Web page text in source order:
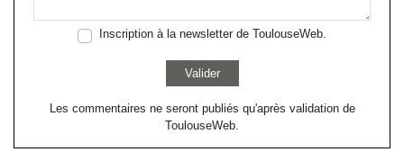
Inscription à la newsletter de ToulouseWeb.
Valider
Les commentaires ne seront publiés qu'après validation de
ToulouseWeb.